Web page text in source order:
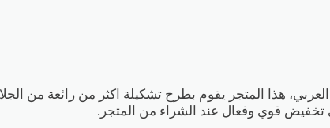
هذا المتجر يقوم بطرح تشكيلة اكثر من رائعة من
تخفيض قوي وفعال عند الشراء من المتجر.